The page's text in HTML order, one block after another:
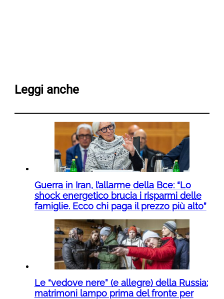
Leggi anche
Guerra in Iran, l’allarme della Bce: “Lo
shock energetico brucia i risparmi delle
famiglie. Ecco chi paga il prezzo più alto”
Le “vedove nere” (e allegre) della Russia:
matrimoni lampo prima del fronte per